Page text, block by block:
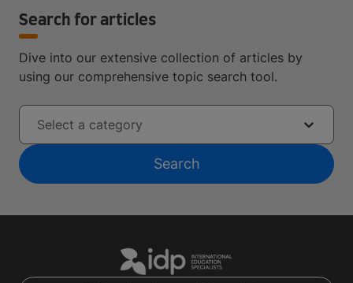
Search for articles
Dive into our extensive collection of articles by
using our comprehensive topic search tool.
Select a category
Search